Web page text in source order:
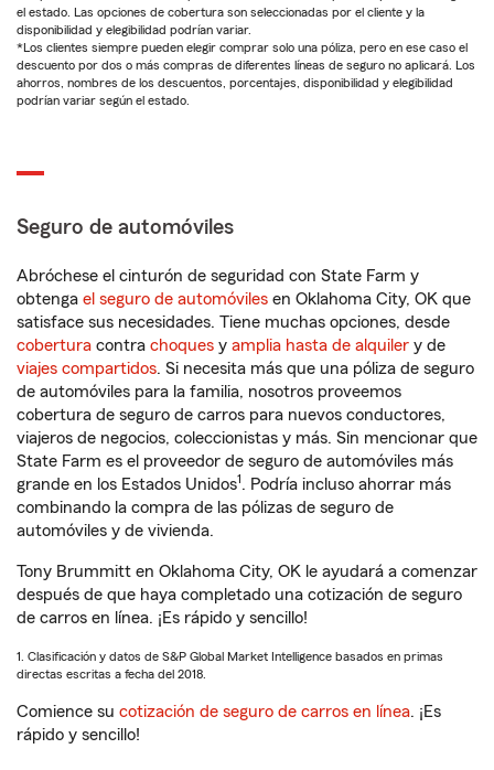
el estado. Las opciones de cobertura son seleccionadas por el cliente y la
disponibilidad y elegibilidad podrían variar.
*Los clientes siempre pueden elegir comprar solo una póliza, pero en ese caso el
descuento por dos o más compras de diferentes líneas de seguro no aplicará. Los
ahorros, nombres de los descuentos, porcentajes, disponibilidad y elegibilidad
podrían variar según el estado.
Seguro de automóviles
Abróchese el cinturón de seguridad con State Farm y
obtenga el seguro de automóviles en Oklahoma City, OK que
satisface sus necesidades. Tiene muchas opciones, desde
cobertura contra choques y amplia hasta de alquiler y de
viajes compartidos. Si necesita más que una póliza de seguro
de automóviles para la familia, nosotros proveemos
cobertura de seguro de carros para nuevos conductores,
viajeros de negocios, coleccionistas y más. Sin mencionar que
State Farm es el proveedor de seguro de automóviles más
grande en los Estados Unidos1. Podría incluso ahorrar más
combinando la compra de las pólizas de seguro de
automóviles y de vivienda.
Tony Brummitt en Oklahoma City, OK le ayudará a comenzar
después de que haya completado una cotización de seguro
de carros en línea. ¡Es rápido y sencillo!
1. Clasificación y datos de S&P Global Market Intelligence basados en primas
directas escritas a fecha del 2018.
Comience su cotización de seguro de carros en línea. ¡Es
rápido y sencillo!